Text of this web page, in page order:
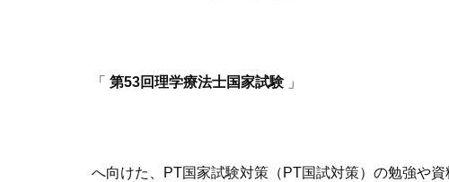
「 第53回理学療法士国家試験」
へ向けた、PT国家試験対策（PT国試対策）の勉強や